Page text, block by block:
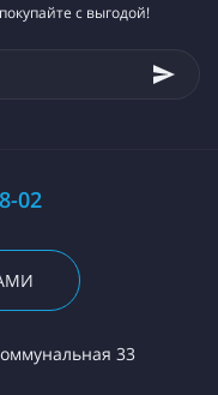
с выгодой!
02
33